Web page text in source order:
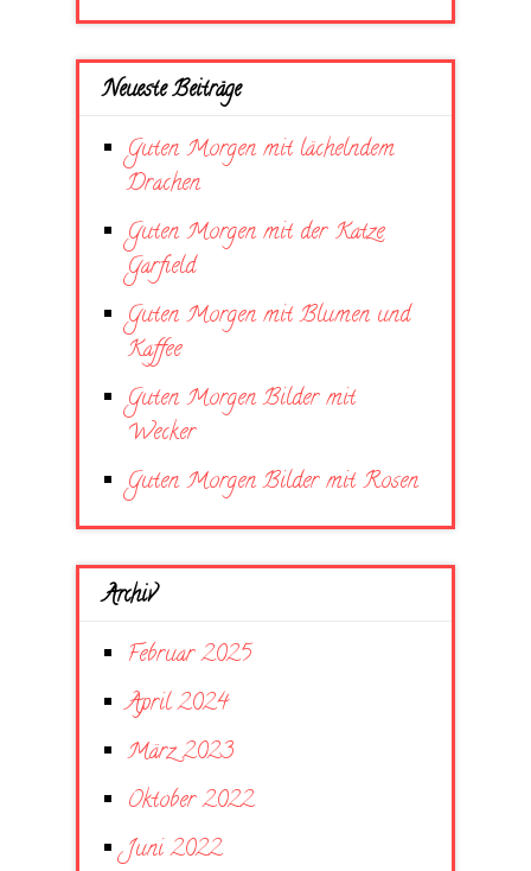
Neueste Beiträge
Guten Morgen mit lächelndem
Drachen
Guten Morgen mit der Katze
Garfield
Guten Morgen mit Blumen und
Kaffee
Guten Morgen Bilder mit
Wecker
Guten Morgen Bilder mit Rosen
Archiv
Februar 2025
April 2024
März 2023
Oktober 2022
Juni 2022